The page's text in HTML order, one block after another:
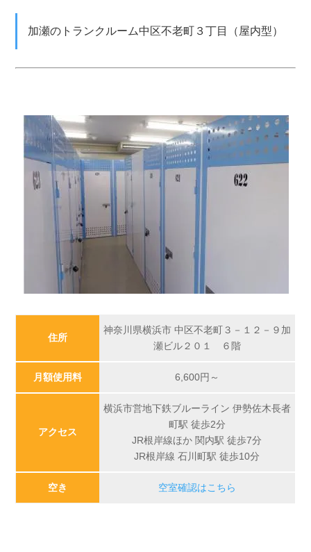
加瀬のトランクルーム中区不老町３丁目（屋内型）
住所
神奈川県横浜市 中区不老町３－１２－９加
瀬ビル２０１ ６階
月額使用料 6,600円～
アクセス
横浜市営地下鉄ブルーライン 伊勢佐木長者
町駅 徒歩2分
JR根岸線ほか 関内駅 徒歩7分
JR根岸線 石川町駅 徒歩10分
空き 空室確認はこちら